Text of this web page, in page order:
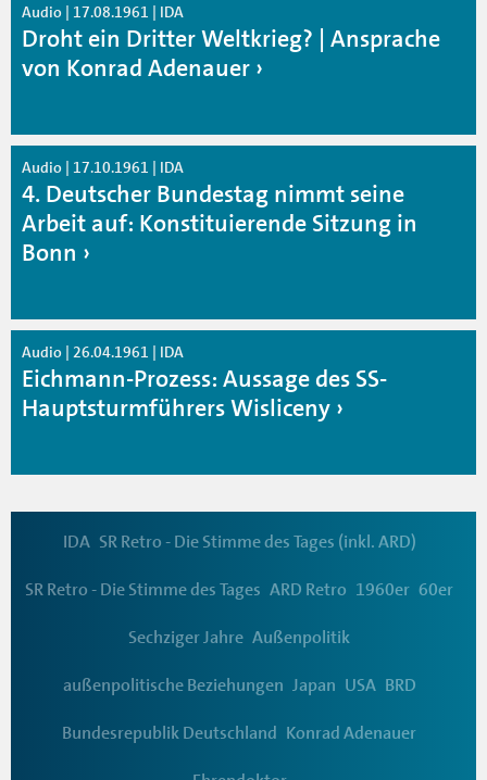
Audio | 17.08.1961 | IDA
Droht ein Dritter Weltkrieg? | Ansprache
von Konrad Adenauer
Audio | 17.10.1961 | IDA
4. Deutscher Bundestag nimmt seine
Arbeit auf: Konstituierende Sitzung in
Bonn
Audio | 26.04.1961 | IDA
Eichmann-Prozess: Aussage des SS-
Hauptsturmführers Wisliceny
IDA SR Retro - Die Stimme des Tages (inkl. ARD)
SR Retro - Die Stimme des Tages ARD Retro 1960er 60er
Sechziger Jahre Außenpolitik
außenpolitische Beziehungen Japan USA BRD
Bundesrepublik Deutschland Konrad Adenauer